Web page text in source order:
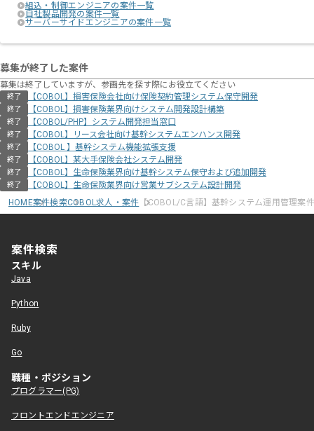
組込・制御エンジニアの案件一覧
自社製品開発の案件一覧
サーバーサイドエンジニアの案件一覧
募集が終了した案件
募集は終了していますが、参画先を探す際にお役立てください
終了 【COBOL】損害保険会社向け保険契約管理システム保守開発
終了 【COBOL】損害保険業界向けシステム開発設計構築
終了 【COBOL/PHP】システム開発担当窓口
終了 【COBOL】リース会社向け基幹システムエンハンス開発
終了 【COBOL 】基幹システム機能拡張支援
終了 【COBOL】某大手保険会社システム開発
終了 【COBOL】生命保険業界向け基幹システム保守および追加開発
終了
【COBOL】生命保険業界向け営業サブシステム設計開発
HOME案件検索COBOL求人・案件 【COBOL/C言語】基幹システム運用管理案件
案件検索
スキル
Java
Python
Ruby
Go
職種・ポジション
プログラマー(PG)
フロントエンドエンジニア